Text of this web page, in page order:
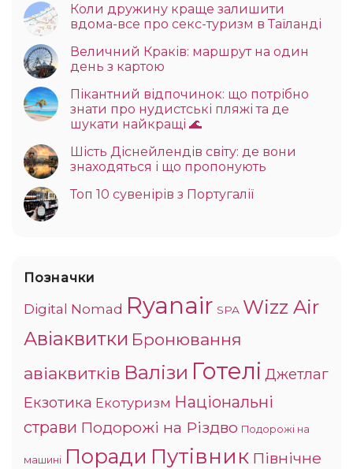
Коли дружину краще залишити
вдома-все про секс-туризм в Таїланді
Величний Краків: маршрут на один
день з картою
Пікантний відпочинок: що потрібно
знати про нудистські пляжі та де
шукати найкращі 🌊
Шість Діснейлендів світу: де вони
знаходяться і що пропонують
Топ 10 сувенірів з Португалії
Позначки
Digital Nomad Ryanair SPA Wizz Air
Авіаквитки Бронювання
авіаквитків Валізи Готелі Джетлаг
Екзотика Екотуризм Національні
страви Подорожі на Різдво Подорожі на
машині Поради Путівник Північне